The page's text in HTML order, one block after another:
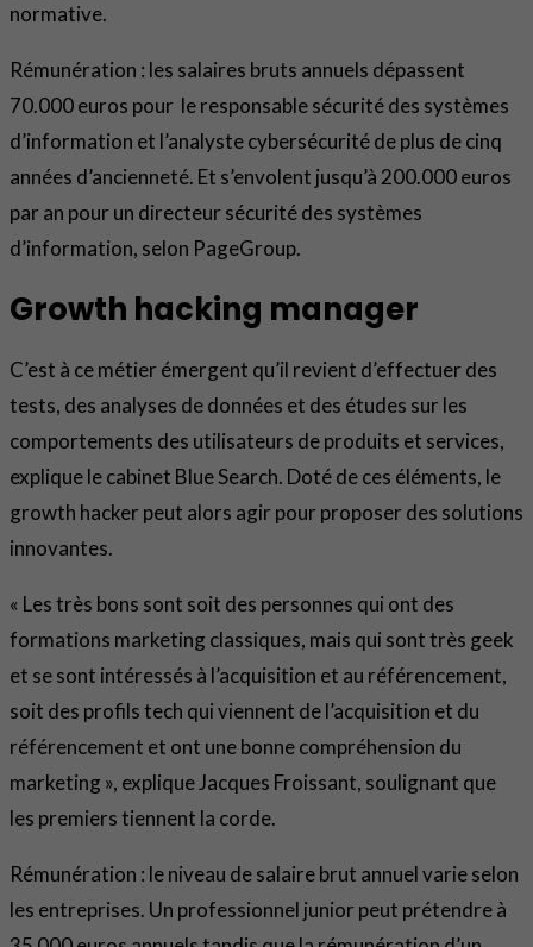
normative.
Rémunération : les salaires bruts annuels dépassent
70.000 euros pour le responsable sécurité des systèmes
d’information et l’analyste cybersécurité de plus de cinq
années d’ancienneté. Et s’envolent jusqu’à 200.000 euros
par an pour un directeur sécurité des systèmes
d’information, selon PageGroup.
Growth hacking manager
C’est à ce métier émergent qu’il revient d’effectuer des
tests, des analyses de données et des études sur les
comportements des utilisateurs de produits et services,
explique le cabinet Blue Search. Doté de ces éléments, le
growth hacker peut alors agir pour proposer des solutions
innovantes.
« Les très bons sont soit des personnes qui ont des
formations marketing classiques, mais qui sont très geek
et se sont intéressés à l’acquisition et au référencement,
soit des profils tech qui viennent de l’acquisition et du
référencement et ont une bonne compréhension du
marketing », explique Jacques Froissant, soulignant que
les premiers tiennent la corde.
Rémunération : le niveau de salaire brut annuel varie selon
les entreprises. Un professionnel junior peut prétendre à